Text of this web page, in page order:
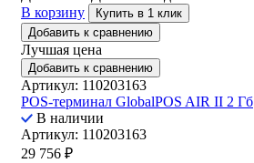
В корзину
Купить в 1 клик
Добавить к сравнению
Лучшая цена
Добавить к сравнению
Артикул: 110203163
POS-терминал GlobalPOS AIR II 2 Гб
В наличии
Артикул: 110203163
29 756 ₽